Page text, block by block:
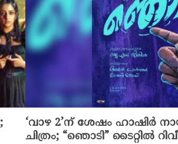
‘വാഴ 2’ന് ശേഷം ഹാഷിർ
ചിത്രം; “ഞൊടി” ടൈറ്റിൽ